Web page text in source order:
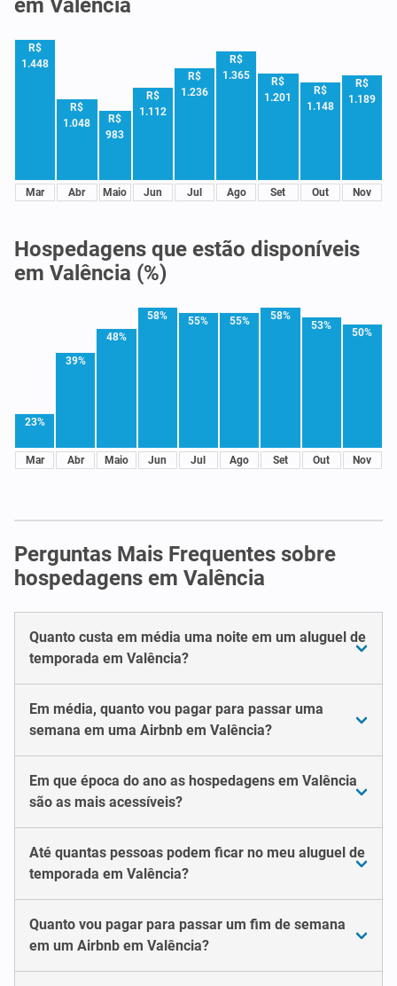
em Valência
R$
1.448
Mar
R$
1.048
Abr
R$
983
Maio
R$
1.112
Jun
R$
1.236
Jul
R$
1.365
Ago
R$
1.201
Set
R$
1.148
Out
R$
1.189
Nov
Hospedagens que estão disponíveis
em Valência (%)
23%
Mar
39%
Abr
48%
Maio
58%
Jun
55%
Jul
55%
Ago
58%
Set
53%
Out
50%
Nov
Perguntas Mais Frequentes sobre
hospedagens em Valência
Quanto custa em média uma noite em um aluguel de
temporada em Valência?
Em média, quanto vou pagar para passar uma
semana em uma Airbnb em Valência?
Em que época do ano as hospedagens em Valência
são as mais acessíveis?
Até quantas pessoas podem ficar no meu aluguel de
temporada em Valência?
Quanto vou pagar para passar um fim de semana
em um Airbnb em Valência?